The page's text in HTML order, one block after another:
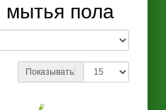
пола
Показывать: